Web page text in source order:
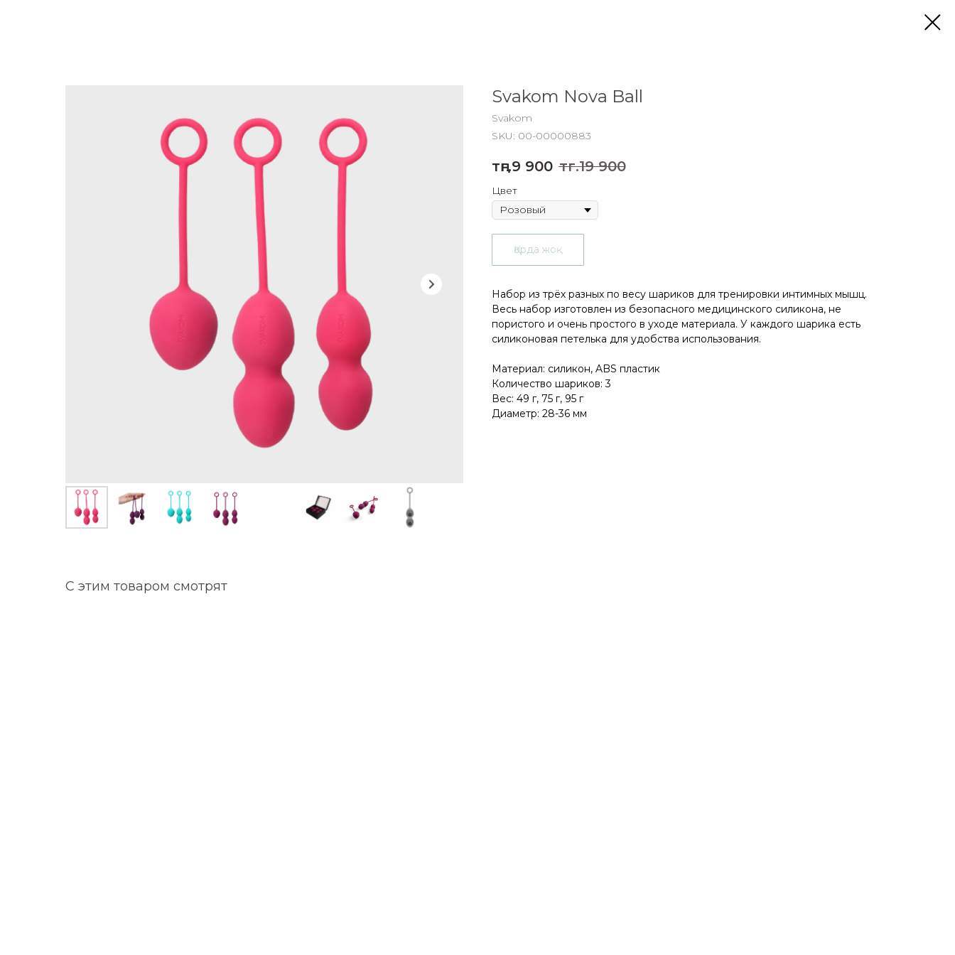
Svakom Nova Ball
Svakom
SKU: 00-00000883
тңг.9 900 тңг.19 900
Цвет
Қорда жоқ
Набор из трёх разных по весу шариков для тренировки интимных мышц.
Весь набор изготовлен из безопасного медицинского силикона, не
пористого и очень простого в уходе материала. У каждого шарика есть
силиконовая петелька для удобства использования.
Материал: силикон, ABS пластик
Количество шариков: 3
Вес: 49 г, 75 г, 95 г
Диаметр: 28-36 мм
С этим товаром смотрят